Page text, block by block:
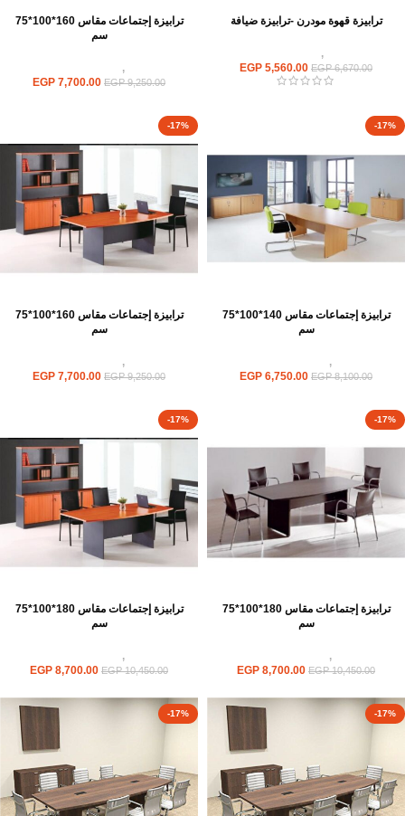
ترابيزة قهوة مودرن -ترابيزة ضيافة
,
EGP6,670.00
EGP 5,560.00
ترابيزة إجتماعات مقاس 160*100*75
سم
ترابيزات,
EGP9,250.00
EGP 7,700.00
-17%
ترابيزة إجتماعات مقاس 140*100*75
سم
ترابيزات,
EGP8,100.00
EGP 6,750.00
-17%
ترابيزة إجتماعات مقاس 160*100*75
سم
ترابيزات,
EGP9,250.00
EGP 7,700.00
-17%
ترابيزة إجتماعات مقاس 180*100*75
سم
ترابيزات,
EGP10,450.00
EGP 8,700.00
-17%
ترابيزة إجتماعات مقاس 180*100*75
سم
ترابيزات,
EGP10,450.00
EGP 8,700.00
-17%
-17%